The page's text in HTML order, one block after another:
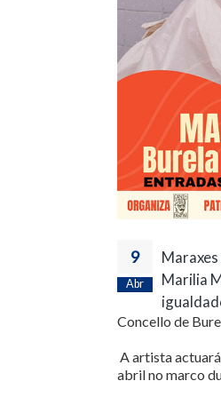
9
Abr
Marilia
Concello de
A artista
abril no marco